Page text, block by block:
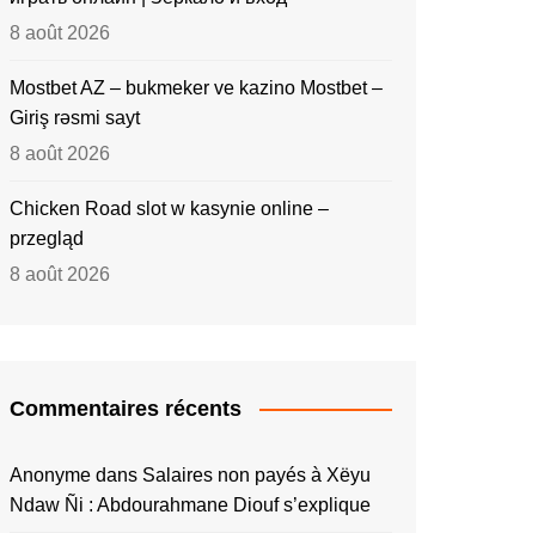
8 août 2026
Mostbet AZ – bukmeker ve kazino Mostbet –
Giriş rəsmi sayt
8 août 2026
Chicken Road slot w kasynie online –
przegląd
8 août 2026
Commentaires récents
Anonyme dans Salaires non payés à Xëyu
Ndaw Ñi : Abdourahmane Diouf s’explique